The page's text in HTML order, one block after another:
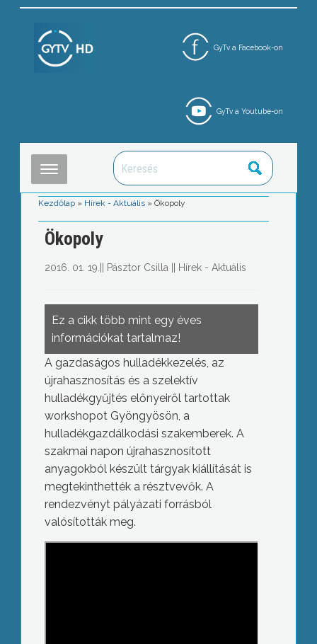
GyTv a Facebook-on
GyTv a Youtube-on
Kezdőlap » Hírek - Aktuális »Ökopoly
Ökopoly
2016. 01. 19. Pásztor Csilla Hírek - Aktuális
Ez a cikk több mint egy éves
információkat tartalmaz!
A gazdaságos hulladékkezelés, az
újrahasznosítás és a szelektív
hulladékgyűjtés előnyeiről tartottak
workshopot Gyöngyösön, a
hulladékgazdálkodási szakemberek. A
szakmai napon újrahasznosított
anyagokból készült tárgyak kiállítását is
megtekinthették a résztvevők. A
rendezvényt pályázati forrásból
valósították meg.